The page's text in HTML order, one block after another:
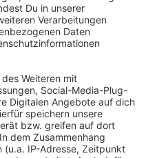
Dienst begonnen
Kreise